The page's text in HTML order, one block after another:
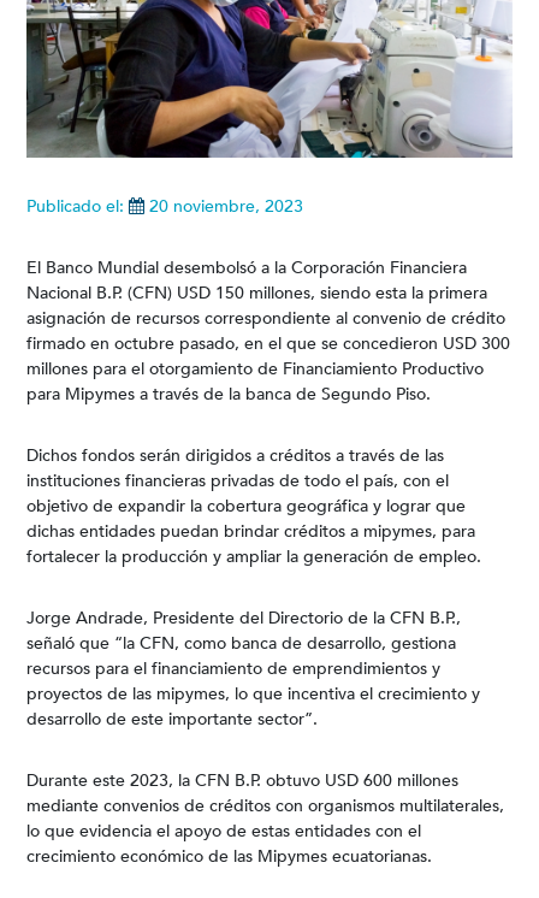
Publicado el: 20 noviembre, 2023
El Banco Mundial desembolsó a la Corporación Financiera
Nacional B.P. (CFN) USD 150 millones, siendo esta la primera
asignación de recursos correspondiente al convenio de crédito
firmado en octubre pasado, en el que se concedieron USD 300
millones para el otorgamiento de Financiamiento Productivo
para Mipymes a través de la banca de Segundo Piso.
Dichos fondos serán dirigidos a créditos a través de las
instituciones financieras privadas de todo el país, con el
objetivo de expandir la cobertura geográfica y lograr que
dichas entidades puedan brindar créditos a mipymes, para
fortalecer la producción y ampliar la generación de empleo.
Jorge Andrade, Presidente del Directorio de la CFN B.P.,
señaló que “la CFN, como banca de desarrollo, gestiona
recursos para el financiamiento de emprendimientos y
proyectos de las mipymes, lo que incentiva el crecimiento y
desarrollo de este importante sector”.
Durante este 2023, la CFN B.P. obtuvo USD 600 millones
mediante convenios de créditos con organismos multilaterales,
lo que evidencia el apoyo de estas entidades con el
crecimiento económico de las Mipymes ecuatorianas.